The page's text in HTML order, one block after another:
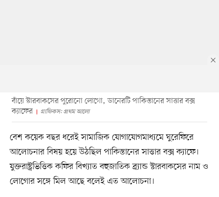
বাঁয়ে স্টারবাকসের পুরোনো লোগো, ডানেরটি পাকিস্তানের সাত্তার বক্স
ক্যাফের
গ্রাফিকস: প্রথম আলো
বেশ কয়েক বছর ধরেই সামাজিক যোগাযোগমাধ্যমে ঘুরেফিরে
আলোচনার বিষয় হয়ে উঠছিল পাকিস্তানের সাত্তার বক্স ক্যাফে।
যুক্তরাষ্ট্রভিত্তিক কফির বিখ্যাত বহুজাতিক ব্র্যান্ড স্টারবাকসের নাম ও
লোগোর সঙ্গে মিল আছে বলেই এত আলোচনা।